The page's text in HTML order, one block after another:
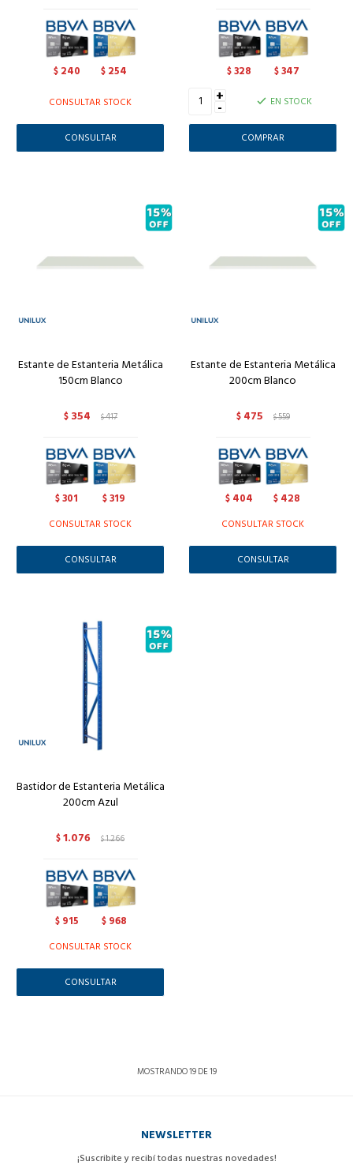
$ 240 $ 254
CONSULTAR STOCK
CONSULTAR
$328 $347
+
- EN STOCK
Estante de Estanteria Metálica
150cm Blanco
$ 354 $417
$301 $319
CONSULTAR STOCK
CONSULTAR
Estante de Estanteria Metálica
200cm Blanco
$ 475 $559
$ 404 $ 428
CONSULTAR STOCK
CONSULTAR
Bastidor de Estanteria Metálica
200cm Azul
$1.076 $1.266
$ 915 $ 968
CONSULTAR STOCK
CONSULTAR
MOSTRANDO19DE19
NEWSLETTER
¡Suscribite y recibí todas nuestras novedades!